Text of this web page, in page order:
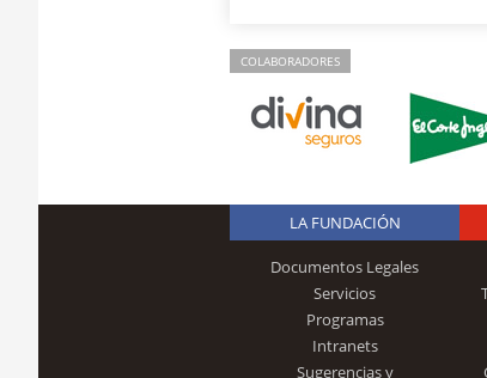
COLABORADORES
LA FUNDACIÓN
Documentos Legales
Servicios
Programas
Intranets
Sugerencias y